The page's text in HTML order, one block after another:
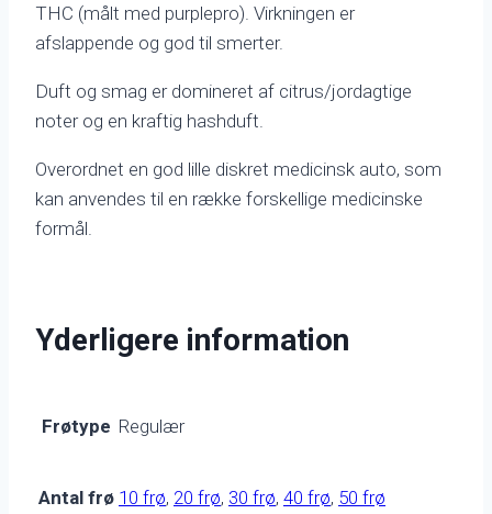
THC (målt med purplepro). Virkningen er
afslappende og god til smerter.
Duft og smag er domineret af citrus/jordagtige
noter og en kraftig hashduft.
Overordnet en god lille diskret medicinsk auto, som
kan anvendes til en række forskellige medicinske
formål.
Yderligere information
Frøtype Regulær
Antal frø 10 frø, 20 frø, 30 frø, 40 frø, 50 frø